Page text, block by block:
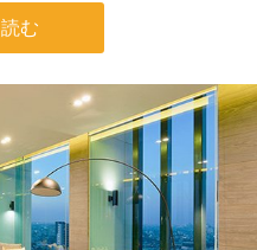
む